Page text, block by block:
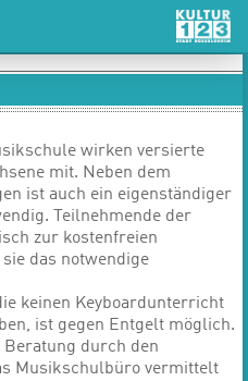
wirken versierte
mit. Neben dem
ist auch ein eigenständiger
Teilnehmende der
zur kostenfreien
sie das notwendige
keinen Keyboardunterricht
ist gegen Entgelt möglich.
Beratung durch den
Musikschulbüro vermittelt